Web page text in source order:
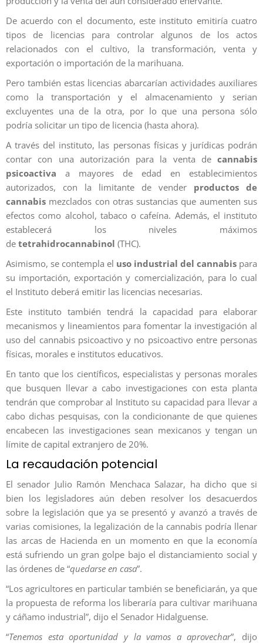
De acuerdo con el documento, este instituto emitiría cuatro
tipos de licencias para controlar algunos de los actos
relacionados con el cultivo, la transformación, venta y
exportación o importación de la marihuana.
Pero también estas licencias abarcarían actividades auxiliares
como la transportación y el almacenamiento y serian
excluyentes una de la otra, por lo que una persona sólo
podría solicitar un tipo de licencia (hasta ahora).
A través del instituto, las personas físicas y jurídicas podrán
contar con una autorización para la venta de cannabis
psicoactiva a mayores de edad en establecimientos
autorizados, con la limitante de vender productos de
cannabis mezclados con otras sustancias que aumenten sus
efectos como alcohol, tabaco o cafeína. Además, el instituto
establecerá los niveles máximos
de tetrahidrocannabinol (THC).
Asimismo, se contempla el uso industrial del cannabis para
su importación, exportación y comercialización, para lo cual
el Instituto deberá emitir las licencias necesarias.
Este instituto también tendrá la capacidad para elaborar
mecanismos y lineamientos para fomentar la investigación al
uso del cannabis psicoactivo y no psicoactivo entre personas
físicas, morales e institutos educativos.
En tanto que los científicos, especialistas y personas morales
que busquen llevar a cabo investigaciones con esta planta
tendrán que comprobar al Instituto su capacidad para llevar a
cabo dichas pesquisas, con la condicionante de que quienes
encabecen las investigaciones sean mexicanos y tengan un
límite de capital extranjero de 20%.
La recaudación potencial
El senador Julio Ramón Menchaca Salazar, ha dicho que si
bien los legisladores aún deben resolver los desacuerdos
sobre la legislación que ya se presentó y avanzó a través de
varias comisiones, la legalización de la cannabis podría llenar
las arcas de Hacienda en un momento en que la economía
está sufriendo un gran golpe bajo el distanciamiento social y
las órdenes de “quedarse en casa”.
“Los agricultores en particular también se beneficiarán, ya que
la propuesta de reforma los liberaría para cultivar marihuana
y cáñamo industrial”, dijo el Senador Hidalguense.
“Tenemos esta oportunidad y la vamos a aprovechar”, dijo